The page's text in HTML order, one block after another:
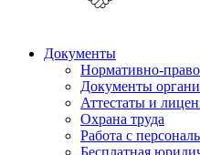
Документы
Нормативно-
Документы
Аттестаты и
Охрана труда
Работа с
Бесплатная